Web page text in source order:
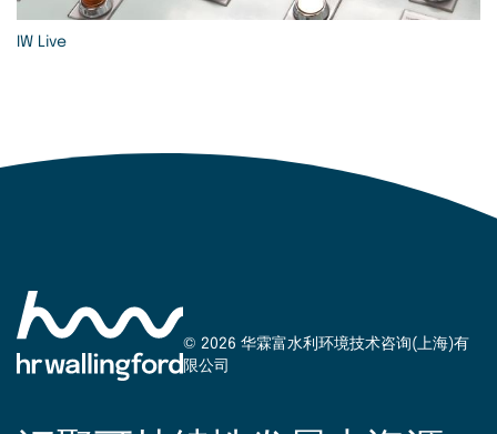
IW Live
© 2026 华霖富水利环境技术咨询(上海)有
限公司